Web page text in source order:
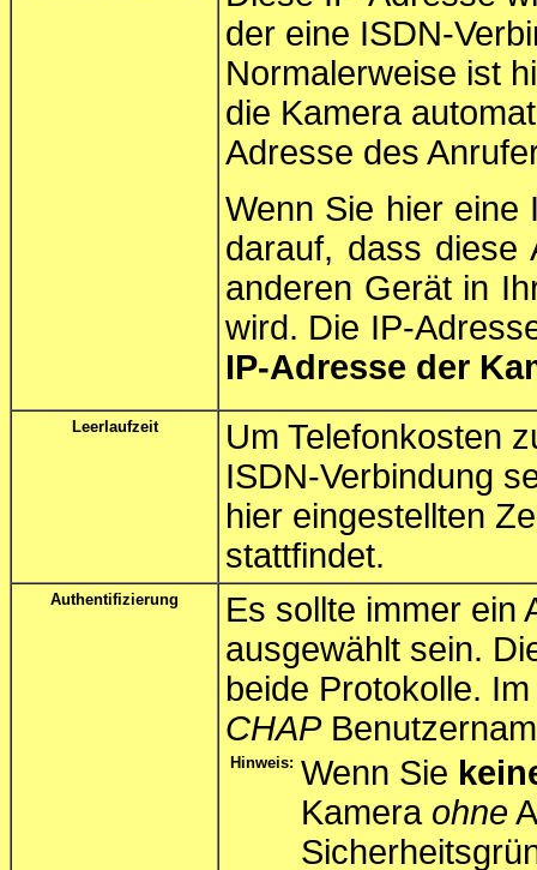
der eine ISDN-
Normalerweise ist
die Kamera
Adresse des
Wenn Sie hier eine
darauf, dass diese
anderen Gerät in
wird. Die IP-
IP-Adresse der
Leerlaufzeit
Um Telefonkosten
ISDN-Verbindung
hier eingestellten
stattfindet.
Authentifizierung
Es sollte immer ein
ausgewählt sein.
beide Protokolle.
CHAP
Hinweis: Wenn Sie
Kamera ohne